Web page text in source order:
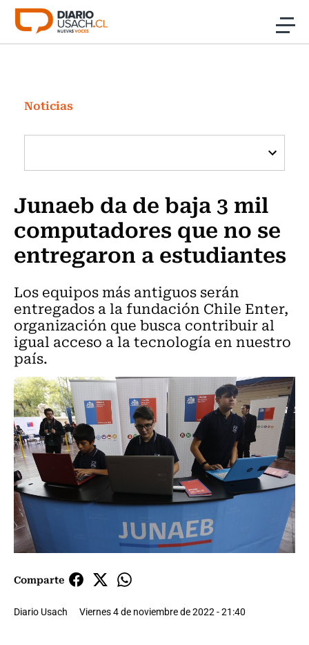
Click acá para ir directamente al contenido
Investigación
Cultura
Programas Radio y TV Usach
Noticias
Junaeb da de baja 3 mil
computadores que no se
entregaron a estudiantes
Los equipos más antiguos serán
entregados a la fundación Chile Enter,
organización que busca contribuir al
igual acceso a la tecnología en nuestro
país.
Comparte
Diario Usach Viernes 4 de noviembre de 2022 - 21:40